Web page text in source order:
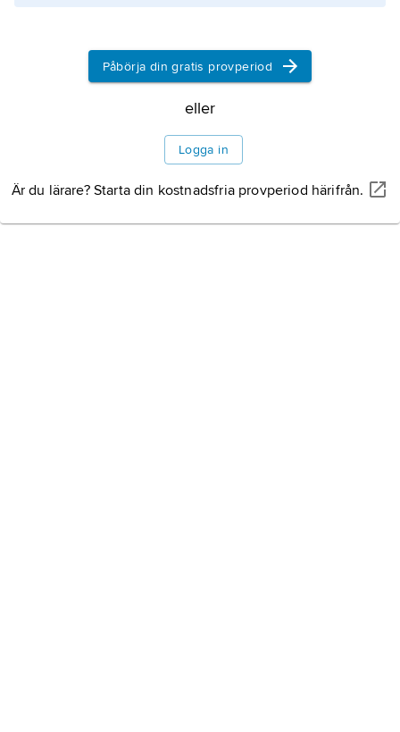
Påbörja din gratis provperiod
eller
Logga in
Är du lärare? Starta din kostnadsfria provperiod härifrån.